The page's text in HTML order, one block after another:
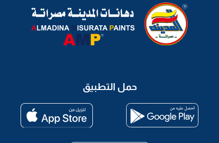
حمل التطبيق